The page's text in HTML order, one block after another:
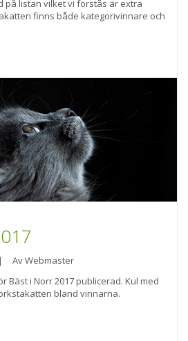
på listan vilket vi förstås är extra
finns både kategorivinnare och
|
Av Webmaster
Bäst i Norr 2017 publicerad. Kul med
bland vinnarna.